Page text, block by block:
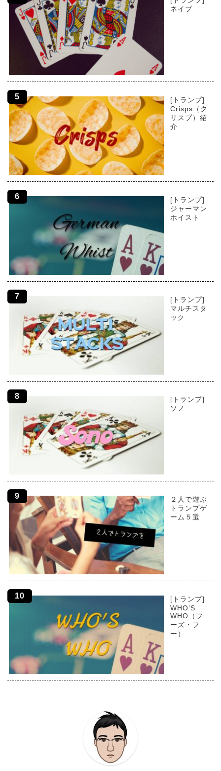
ネイブ
[トランプ]
Crisps（ク
リスプ）紹
介
[トランプ]
ジャーマン
ホイスト
[トランプ]
マルチスタ
ック
[トランプ]
ソノ
２人で遊ぶ
トランプゲ
ーム５選
[トランプ]
WHO’S
WHO（フ
ーズ・フ
ー）